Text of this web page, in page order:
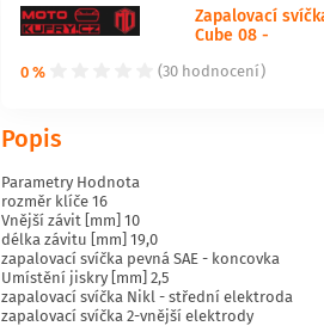
0 % (30 hodnocení)
Zapalovací
Cube 08 -
Popis
Parametry Hodnota
rozměr klíče 16
Vnější závit [mm] 10
délka závitu [mm] 19,0
zapalovací svíčka pevná SAE - koncovka
Umístění jiskry [mm] 2,5
zapalovací svíčka Nikl - střední elektroda
zapalovací svíčka 2-vnější elektrody